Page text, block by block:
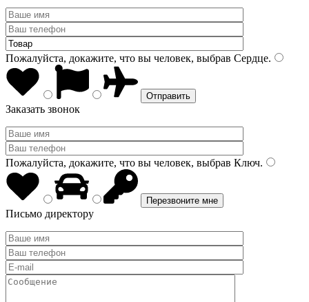
Пожалуйста, докажите, что вы человек, выбрав Сердце.
Заказать звонок
Пожалуйста, докажите, что вы человек, выбрав Ключ.
Письмо директору